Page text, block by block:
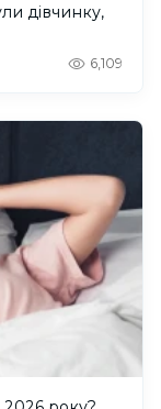
дівчинку,
6,109